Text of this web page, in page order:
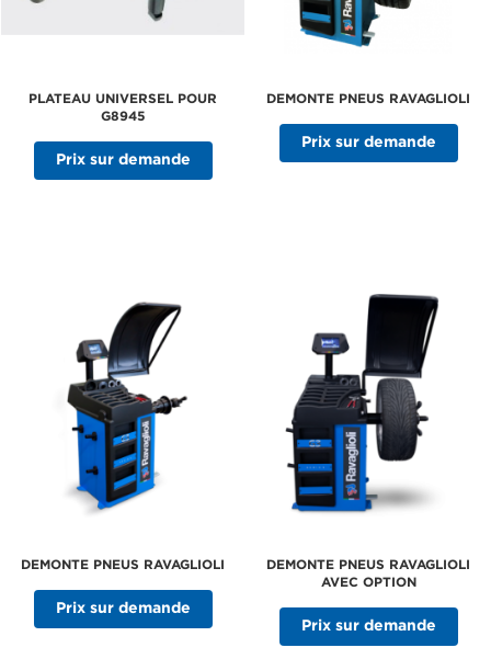
PLATEAU UNIVERSEL POUR
G8945
Prix sur demande
DEMONTE PNEUS RAVAGLIOLI
Prix sur demande
DEMONTE PNEUS RAVAGLIOLI
Prix sur demande
DEMONTE PNEUS RAVAGLIOLI
AVEC OPTION
Prix sur demande